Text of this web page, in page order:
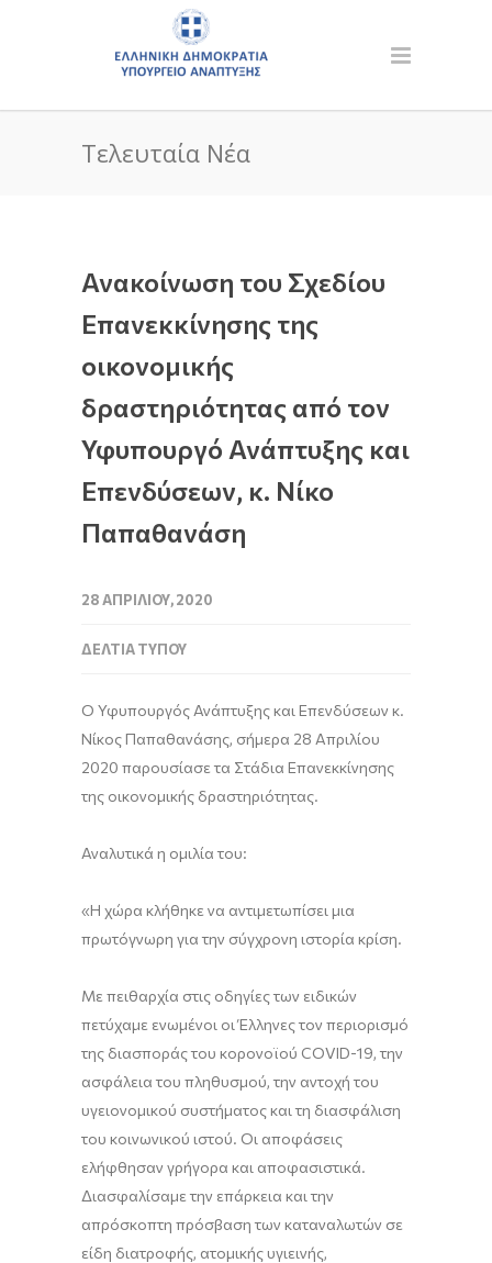
Τελευταία Νέα
Ανακοίνωση του Σχεδίου
Επανεκκίνησης της
οικονομικής
δραστηριότητας από τον
Υφυπουργό Ανάπτυξης και
Επενδύσεων, κ. Νίκο
Παπαθανάση
28 ΑΠΡΙΛΊΟΥ, 2020
ΔΕΛΤΊΑ ΤΎΠΟΥ
Ο Υφυπουργός Ανάπτυξης και Επενδύσεων κ.
Νίκος Παπαθανάσης, σήμερα 28 Απριλίου
2020 παρουσίασε τα Στάδια Επανεκκίνησης
της οικονομικής δραστηριότητας.
Αναλυτικά η ομιλία του:
«Η χώρα κλήθηκε να αντιμετωπίσει μια
πρωτόγνωρη για την σύγχρονη ιστορία κρίση.
Με πειθαρχία στις οδηγίες των ειδικών
πετύχαμε ενωμένοι οι Έλληνες τον περιορισμό
της διασποράς του κορονοϊού COVID-19, την
ασφάλεια του πληθυσμού, την αντοχή του
υγειονομικού συστήματος και τη διασφάλιση
του κοινωνικού ιστού. Οι αποφάσεις
ελήφθησαν γρήγορα και αποφασιστικά.
Διασφαλίσαμε την επάρκεια και την
απρόσκοπτη πρόσβαση των καταναλωτών σε
είδη διατροφής, ατομικής υγιεινής,